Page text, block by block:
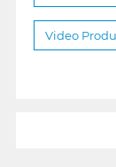
Video